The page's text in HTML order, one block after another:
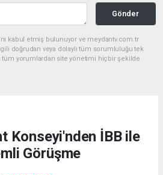
Gönder
kabul etmiş bulunuyor ve meydantv.com.tr
doğrudan veya dolaylı tüm sorumluluğu tek
tüm yorumlardan site yönetimi hiçbir şekilde
Konseyi'nden İBB ile
Görüşme